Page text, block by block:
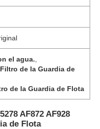
el agua.
de la Guardia de
de la Guardia de Flota
AF872 AF928
de Flota